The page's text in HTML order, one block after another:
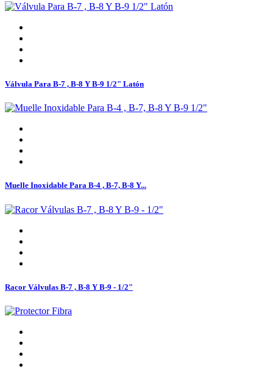
Válvula Para B-7 , B-8 Y B-9 1/2" Latón
Muelle Inoxidable Para B-4 , B-7, B-8 Y...
Racor Válvulas B-7 , B-8 Y B-9 - 1/2"